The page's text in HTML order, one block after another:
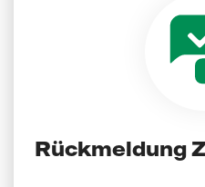
Rückmeldung